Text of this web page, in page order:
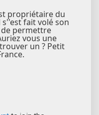
propriétaire du
s''est fait volé son
permettre
vous une
un ? Petit